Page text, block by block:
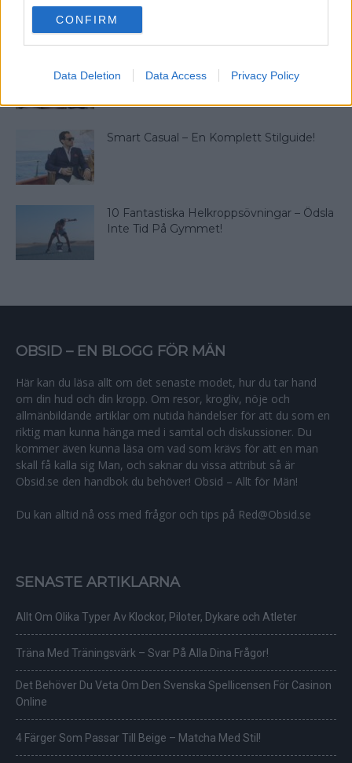
use your data for below specified purposes in below Google
consent section.
CONFIRM
Data Deletion Data Access Privacy Policy
Officiella Styrkestandarden!
Smart Casual – En Komplett Stilguide!
10 Fantastiska Helkroppsövningar – Ödsla
Inte Tid På Gymmet!
OBSID – EN BLOGG FÖR MÄN
Här kan du läsa allt om det senaste modet, hur du tar hand
om din hud och din kropp. Om resor, krogliv, nöje och
allmänbildande artiklar om nutida händelser för att du som en
riktig man kunna hänga med i samtal och diskussioner. Du
kommer även kunna läsa om vad som krävs för att en man
skall få kalla sig Man, och saknar du vissa attribut så är
Obsid.se den handbok du behöver! Obsid – Allt för Män!
Du kan alltid nå oss med frågor och tips på Red@Obsid.se
SENASTE ARTIKLARNA
Allt Om Olika Typer Av Klockor, Piloter, Dykare och Atleter
Träna Med Träningsvärk – Svar På Alla Dina Frågor!
Det Behöver Du Veta Om Den Svenska Spellicensen För Casinon
Online
4 Färger Som Passar Till Beige – Matcha Med Stil!